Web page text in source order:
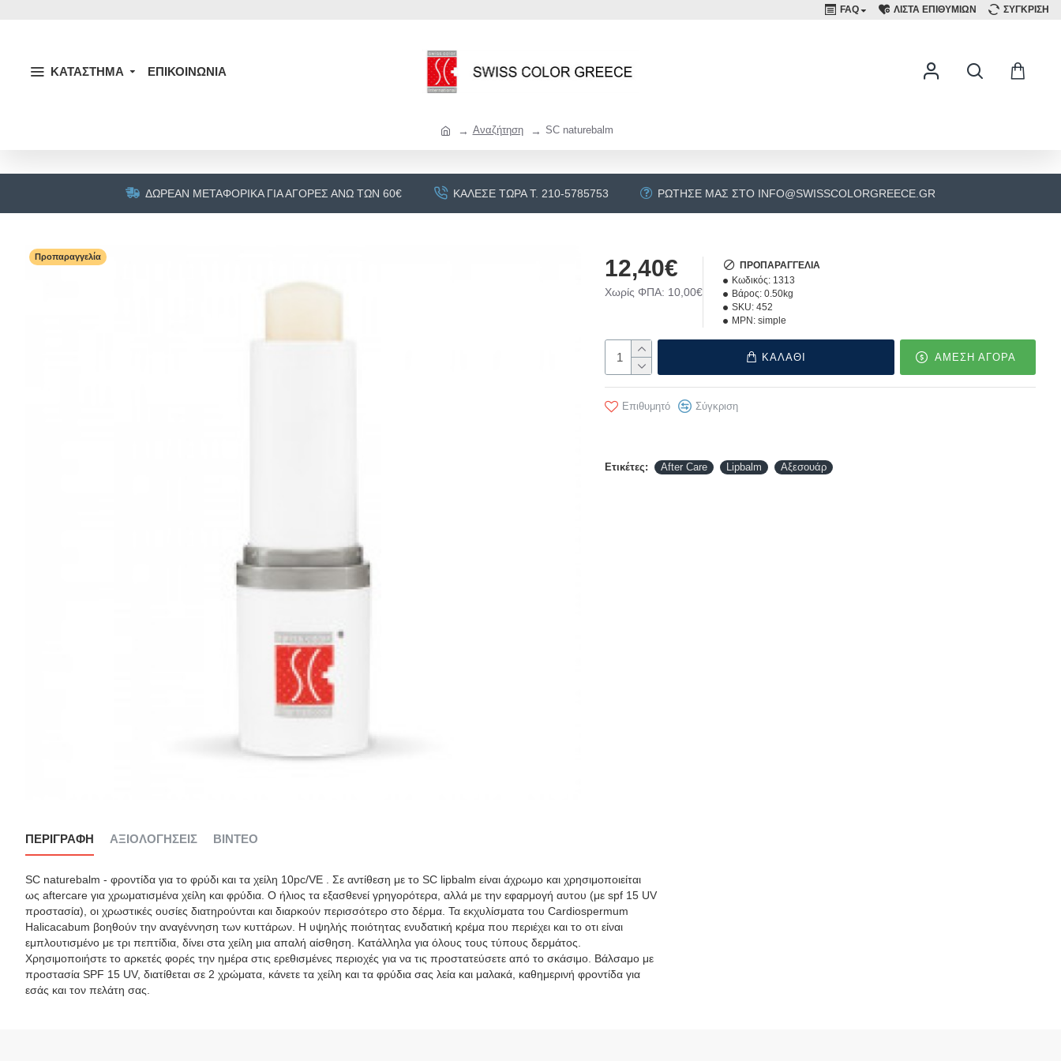
FAQ ΛΙΣΤΑ ΕΠΙΘΥΜΙΩΝ ΣΥΓΚΡΙΣΗ
ΚΑΤΑΣΤΗΜΑ ΕΠΙΚΟΙΝΩΝΙΑ
Αναζήτηση SC naturebalm
ΔΩΡΕΆΝ ΜΕΤΑΦΟΡΙΚΆ ΓΙΑ ΑΓΟΡΈΣ ΆΝΩ ΤΩΝ 60€ ΚΆΛΕΣΕ ΤΏΡΑ Τ. 210-5785753 ΡΏΤΗΣΕ ΜΑΣ ΣΤΟ INFO@SWISSCOLORGREECE.GR
Προπαραγγελία 12,40€
Χωρίς ΦΠΑ: 10,00€
ΠΡΟΠΑΡΑΓΓΕΛΊΑ
Κωδικός: 1313
Βάρος: 0.50kg
SKU: 452
MPN: simple
ΚΑΛΑΘΙ ΑΜΕΣΗ ΑΓΟΡΑ
Επιθυμητό Σύγκριση
Ετικέτες: After Care Lipbalm Αξεσουάρ
ΠΕΡΙΓΡΑΦΉ ΑΞΙΟΛΟΓΉΣΕΙΣ ΒΊΝΤΕΟ
SC naturebalm - φροντίδα για το φρύδι και τα χείλη 10pc/VE . Σε αντίθεση με το SC lipbalm είναι άχρωμο και χρησιμοποιείται
ως aftercare για χρωματισμένα χείλη και φρύδια. Ο ήλιος τα εξασθενεί γρηγορότερα, αλλά με την εφαρμογή αυτου (με spf 15 UV
προστασία), οι χρωστικές ουσίες διατηρούνται και διαρκούν περισσότερο στο δέρμα. Τα εκχυλίσματα του Cardiospermum
Halicacabum βοηθούν την αναγέννηση των κυττάρων. Η υψηλής ποιότητας ενυδατική κρέμα που περιέχει και το οτι είναι
εμπλουτισμένο με τρι πεπτίδια, δίνει στα χείλη μια απαλή αίσθηση. Κατάλληλα για όλους τους τύπους δερμάτος.
Χρησιμοποιήστε το αρκετές φορές την ημέρα στις ερεθισμένες περιοχές για να τις προστατεύσετε από το σκάσιμο. Βάλσαμο με
προστασία SPF 15 UV, διατίθεται σε 2 χρώματα, κάνετε τα χείλη και τα φρύδια σας λεία και μαλακά, καθημερινή φροντίδα για
εσάς και τον πελάτη σας.